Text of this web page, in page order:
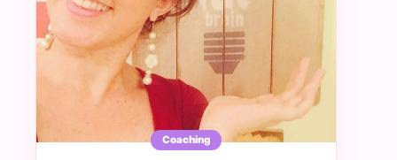
Coaching